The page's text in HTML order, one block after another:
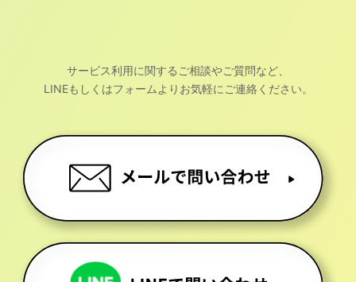
サービス利用に関するご相談やご質問など、
LINEもしくはフォームよりお気軽にご連絡ください。